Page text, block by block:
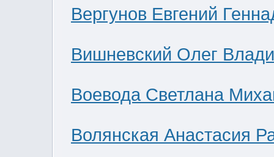
Вергунов Евгений
Вишневский Олег
Воевода Светлана
Волянская Анастасия